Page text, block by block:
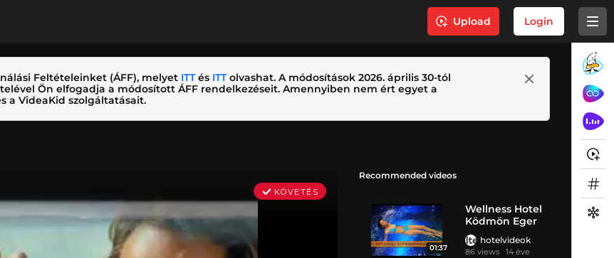
Upload Login
Feltételeinket (ÁFF), melyet ITTés ITTolvashat. A módosítások 2026. április 30-tól
Ön elfogadja a módosított ÁFF rendelkezéseit. Amennyiben nem ért egyet a
a VideaKid szolgáltatásait.
Recommended videos
01:37
Wellness Hotel
Ködmön Eger
hotelvideok
86 views 14 éve